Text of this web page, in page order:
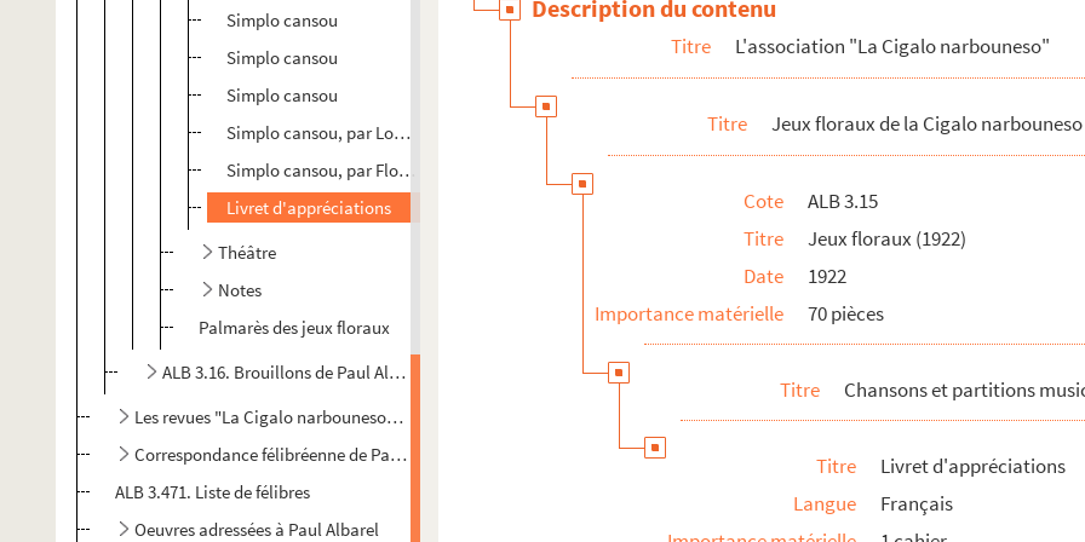
Simplo cansou
Simplo cansou
Simplo cansou
Simplo cansou, par Louis Bousquet
Simplo cansou, par Flour de Julhet
Livret d'appréciations
Théâtre
Notes
Palmarès des jeux floraux
ALB 3.16. Brouillons de Paul Albarel relatifs à la Cigalo narbouneso
Les revues "La Cigalo narbouneso" et "Almanac narbounes"
Correspondance félibréenne de Paul Albarel
ALB 3.471. Liste de félibres
Oeuvres adressées à Paul Albarel
Description du contenu
Titre L'association "La Cigalo narbouneso"
Titre Jeux floraux de la Cigalo narbouneso
Cote
ALB 3.15
Titre
Jeux floraux (1922)
Date
1922
Importance matérielle
70 pièces
Titre Chansons et partitions
Titre
Livret d'appréciations
Langue
Français